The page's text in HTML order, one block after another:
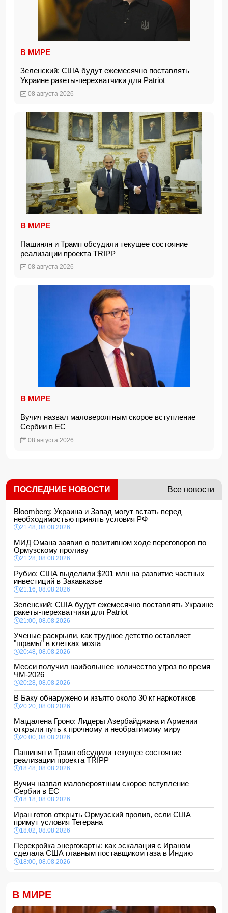
В МИРЕ
Зеленский: США будут ежемесячно поставлять
Украине ракеты-перехватчики для Patriot
08 августа 2026
В МИРЕ
Пашинян и Трамп обсудили текущее состояние
реализации проекта TRIPP
08 августа 2026
В МИРЕ
Вучич назвал маловероятным скорое вступление
Сербии в ЕС
08 августа 2026
ПОСЛЕДНИЕ НОВОСТИ Все новости
Bloomberg: Украина и Запад могут встать перед
необходимостью принять условия РФ
21:48, 08.08.2026
МИД Омана заявил о позитивном ходе переговоров по
Ормузскому проливу
21:28, 08.08.2026
Рубио: США выделили $201 млн на развитие частных
инвестиций в Закавказье
21:16, 08.08.2026
Зеленский: США будут ежемесячно поставлять Украине
ракеты-перехватчики для Patriot
21:00, 08.08.2026
Ученые раскрыли, как трудное детство оставляет
"шрамы" в клетках мозга
20:48, 08.08.2026
Месси получил наибольшее количество угроз во время
ЧМ-2026
20:28, 08.08.2026
В Баку обнаружено и изъято около 30 кг наркотиков
20:20, 08.08.2026
Магдалена Гроно: Лидеры Азербайджана и Армении
открыли путь к прочному и необратимому миру
20:00, 08.08.2026
Пашинян и Трамп обсудили текущее состояние
реализации проекта TRIPP
18:48, 08.08.2026
Вучич назвал маловероятным скорое вступление
Сербии в ЕС
18:18, 08.08.2026
Иран готов открыть Ормузский пролив, если США
примут условия Тегерана
18:02, 08.08.2026
Перекройка энергокарты: как эскалация с Ираном
сделала США главным поставщиком газа в Индию
18:00, 08.08.2026
16:48, 08.08.2026
Турция ограничивает проход коммерческих судов в
В МИРЕ